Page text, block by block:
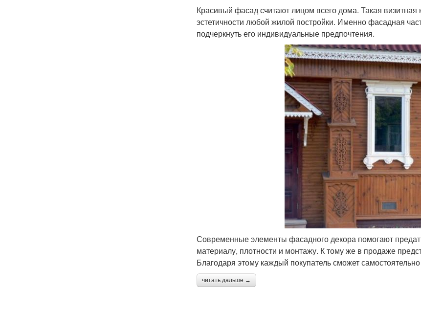
Красивый фасад считают лицом всего дома. Такая визитная
эстетичности любой жилой постройки. Именно фасадная
подчеркнуть его индивидуальные предпочтения.
Современные элементы фасадного декора помогают
материалу, плотности и монтажу. К тому же в продаже
Благодаря этому каждый покупатель сможет
читать дальше →